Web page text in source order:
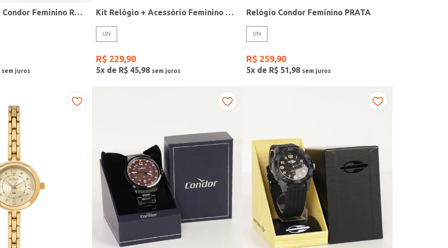
Relógio Smart Condor Feminino ROSE Kit Relógio + Acessório Feminino DOURADO
UN
R$ 229,90
5x de R$ 45,98
Relógio Condor Feminino PRATA
UN
R$ 259,90
5x de R$ 51,98